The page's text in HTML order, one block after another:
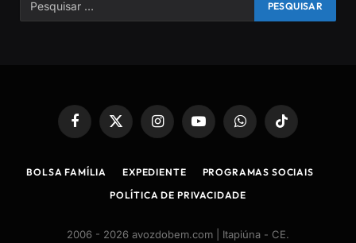
Facebook
X
(Twitter)
InstagramYouTubeWhatsAppTikTok
BOLSA FAMÍLIA EXPEDIENTE
PROGRAMAS SOCIAIS
POLÍTICA DE PRIVACIDADE
2006 - 2026 avozdobem.com | Itapiúna - CE.